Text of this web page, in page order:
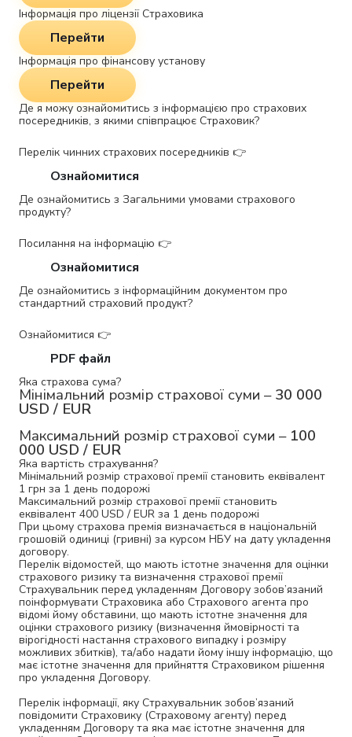
Інформація про ліцензії Страховика
Перейти
Інформація про фінансову установу
Перейти
Де я можу ознайомитись з інформацією про страхових
посередників, з якими співпрацює Страховик?
Перелік чинних страхових посередників 👉
Ознайомитися
Де ознайомитись з Загальними умовами страхового
продукту?
Посилання на інформацію 👉
Ознайомитися
Де ознайомитись з інформаційним документом про
стандартний страховий продукт?
Ознайомитися 👉
PDF файл
Яка страхова сума?
Мінімальний розмір страхової суми –30 000
USD / EUR
Максимальний розмір страхової суми – 100
000 USD / EUR
Яка вартість страхування?
Мінімальний розмір страхової премії становить еквівалент
1 грн за 1 день подорожі
Максимальний розмір страхової премії становить
еквівалент 400 USD / EUR за 1 день подорожі
При цьому страхова премія визначається в національній
грошовій одиниці (гривні) за курсом НБУ на дату укладення
договору.
Перелік відомостей, що мають істотне значення для оцінки
страхового ризику та визначення страхової премії
Страхувальник перед укладенням Договору зобов’язаний
поінформувати Страховика або Страхового агента про
відомі йому обставини, що мають істотне значення для
оцінки страхового ризику (визначення ймовірності та
вірогідності настання страхового випадку і розміру
можливих збитків), та/або надати йому іншу інформацію, що
має істотне значення для прийняття Страховиком рішення
про укладення Договору.
Перелік інформації, яку Страхувальник зобов’язаний
повідомити Страховику (Страховому агенту) перед
укладенням Договору та яка має істотне значення для